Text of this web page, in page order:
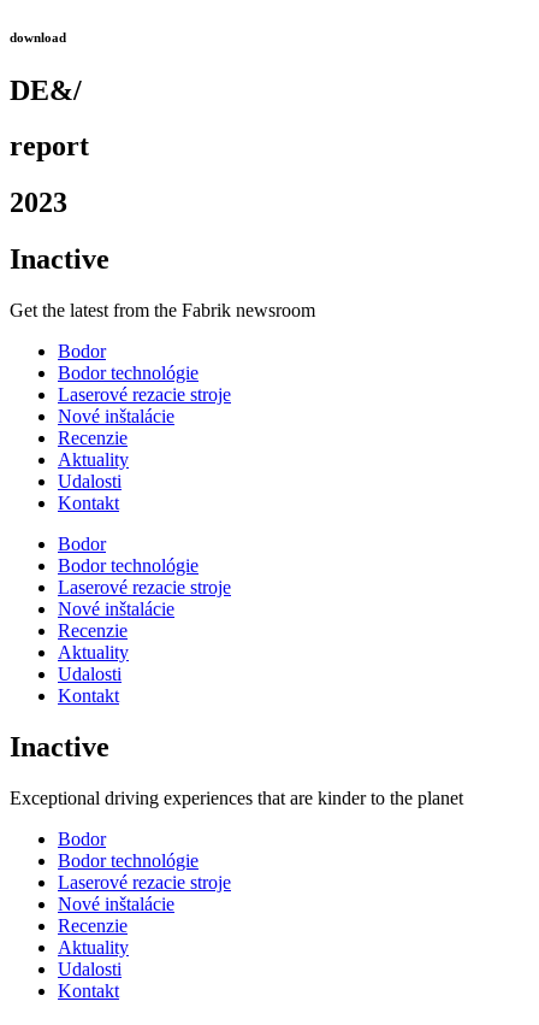
download
DE&/
report
2023
Inactive
Get the latest from the Fabrik newsroom
Bodor
Bodor technológie
Laserové rezacie stroje
Nové inštalácie
Recenzie
Aktuality
Udalosti
Kontakt
Bodor
Bodor technológie
Laserové rezacie stroje
Nové inštalácie
Recenzie
Aktuality
Udalosti
Kontakt
Inactive
Exceptional driving experiences that are kinder to the planet
Bodor
Bodor technológie
Laserové rezacie stroje
Nové inštalácie
Recenzie
Aktuality
Udalosti
Kontakt